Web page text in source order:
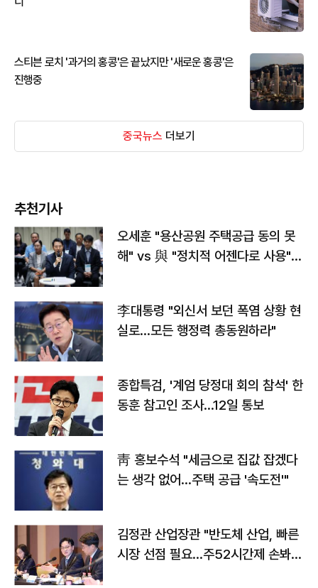
스티븐 로치 '과거의 홍콩'은 끝났지만 '새로운 홍콩'은
진행중
중국뉴스 더보기
추천기사
오세훈 "용산공원 주택공급 동의 못
해" vs 與 "정치적 어젠다로 사용"
李대통령 "외신서 보던 폭염 상황 현
실로…모든 행정력 총동원하라"
종합특검, '계엄 당정대 회의 참석' 한
동훈 참고인 조사...12일 통보
靑 홍보수석 "세금으로 집값 잡겠다
는 생각 없어…주택 공급 '속도전'"
김정관 산업장관 "반도체 산업, 빠른
시장 선점 필요…주52시간제 손봐